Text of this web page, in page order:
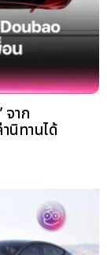
จาก
นิทานได้